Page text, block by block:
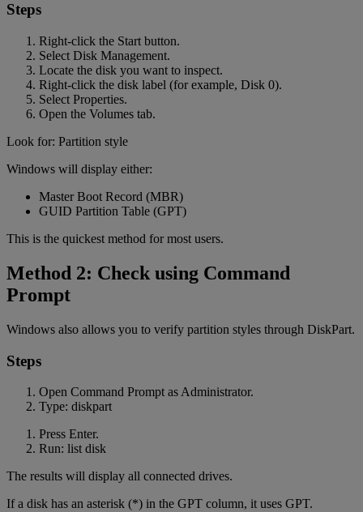
Steps
Right-click the Start button.
Select Disk Management.
Locate the disk you want to inspect.
Right-click the disk label (for example, Disk 0).
Select Properties.
Open the Volumes tab.
Look for: Partition style
Windows will display either:
Master Boot Record (MBR)
GUID Partition Table (GPT)
This is the quickest method for most users.
Method 2: Check using Command
Prompt
Windows also allows you to verify partition styles through DiskPart.
Steps
Open Command Prompt as Administrator.
Type: diskpart
Press Enter.
Run: list disk
The results will display all connected drives.
If a disk has an asterisk (*) in the GPT column, it uses GPT.